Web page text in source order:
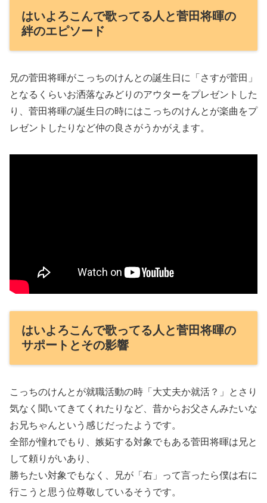
はいよろこんで歌ってる人と菅田将暉の
絆のエピソード
兄の菅田将暉がこっちのけんとの誕生日に「さすが菅田」
となるくらいお洒落なみどりのアウターをプレゼントした
り、菅田将暉の誕生日の時にはこっちのけんとが楽曲をプ
レゼントしたりなど仲の良さがうかがえます。
はいよろこんで歌ってる人と菅田将暉の
サポートとその影響
こっちのけんとが就職活動の時「大丈夫か就活？」とさり
気なく聞いてきてくれたりなど、昔からお父さんみたいな
お兄ちゃんという感じだったようです。
全部が憧れでもり、嫉妬する対象でもある菅田将暉は兄と
して頼りがいあり、
勝ちたい対象でもなく、兄が「右」って言ったら僕は右に
行こうと思う位尊敬しているそうです。